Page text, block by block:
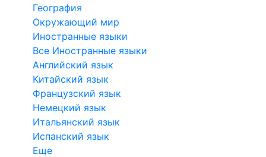
География
Окружающий мир
Иностранные языки
Все Иностранные языки
Английский язык
Китайский язык
Французский язык
Немецкий язык
Итальянский язык
Испанский язык
Еще